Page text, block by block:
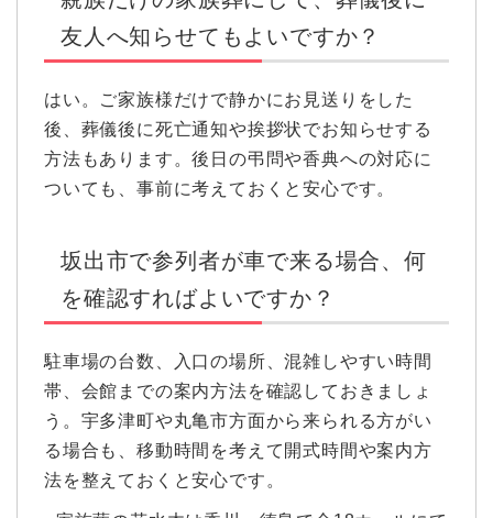
友人へ知らせてもよいですか？
はい。ご家族様だけで静かにお見送りをした
後、葬儀後に死亡通知や挨拶状でお知らせする
方法もあります。後日の弔問や香典への対応に
ついても、事前に考えておくと安心です。
坂出市で参列者が車で来る場合、何
を確認すればよいですか？
駐車場の台数、入口の場所、混雑しやすい時間
帯、会館までの案内方法を確認しておきましょ
う。宇多津町や丸亀市方面から来られる方がい
る場合も、移動時間を考えて開式時間や案内方
法を整えておくと安心です。